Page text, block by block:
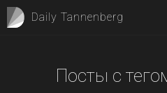
Daily Tannenberg
Посты с